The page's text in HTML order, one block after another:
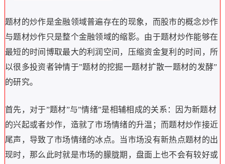
题材的炒作是金融领域普遍存在的现象，而股市的概念炒作
与题材炒作只是整个金融领域的缩影。由于题材炒作能够在
最短的时间博取最大的利润空间，压缩资金复利的时间，所
以很多投资者钟情于”题材的挖掘一题材扩散一题材的发酵”
的研究。
首先，对于”题材”与”情绪”是相辅相成的关系：因为新题材
的兴起或者炒作，造就了市场情绪的升温；而题材炒作接近
尾声，导致了市场情绪的冰点。当市场没有新热点题材的出
现时，那么此时就是市场的朦胧期，盘面上也不会有较好或